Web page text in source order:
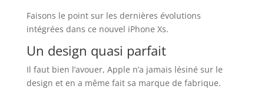
Faisons le point sur les dernières évolutions
intégrées dans ce nouvel iPhone Xs.
Un design quasi parfait
Il faut bien l’avouer, Apple n’a jamais lésiné sur le
design et en a même fait sa marque de fabrique.